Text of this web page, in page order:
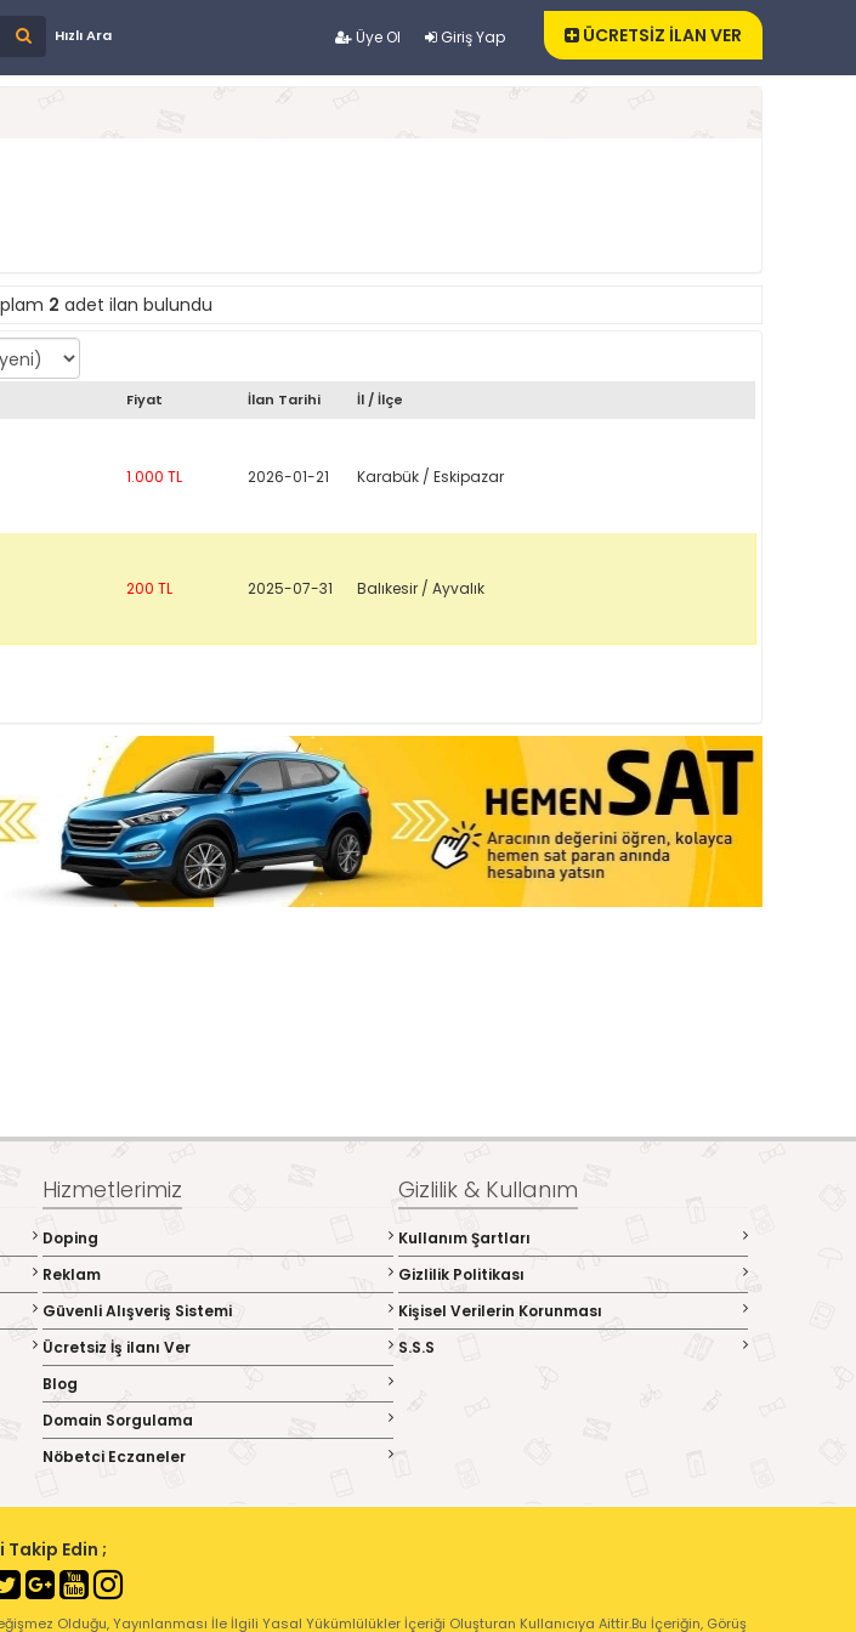
Üye Ol Giriş Yap
Hızlı Ara ÜCRETSİZ İLAN VER
2 adet ilan bulundu
Fiyat İlan Tarihi İl / İlçe
1.000 TL 2026-01-21 Karabük / Eskipazar
200 TL 2025-07-31 Balıkesir / Ayvalık
Hizmetlerimiz
Doping
Reklam
Güvenli Alışveriş Sistemi
Ücretsiz İş ilanı Ver
Blog
Domain Sorgulama
Nöbetci Eczaneler
Gizlilik & Kullanım
Kullanım Şartları
Gizlilik Politikası
Kişisel Verilerin Korunması
S.S.S
Takip Edin ;
Olduğu, Yayınlanması İle İlgili Yasal Yükümlülükler İçeriği Oluşturan Kullanıcıya Aittir.Bu İçeriğin, Görüş